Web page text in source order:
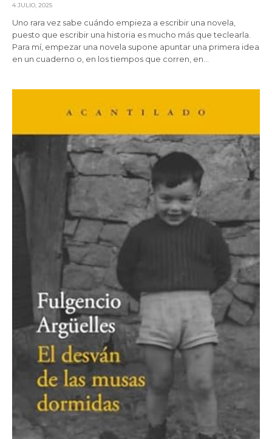
4 JULIO, 2025
Uno rara vez sabe cuándo empieza a escribir una novela,
puesto que escribir una historia es mucho más que teclearla.
Para mí, empezar una novela supone apuntar una primera idea
en un cuaderno o, en los tiempos que corren, en…